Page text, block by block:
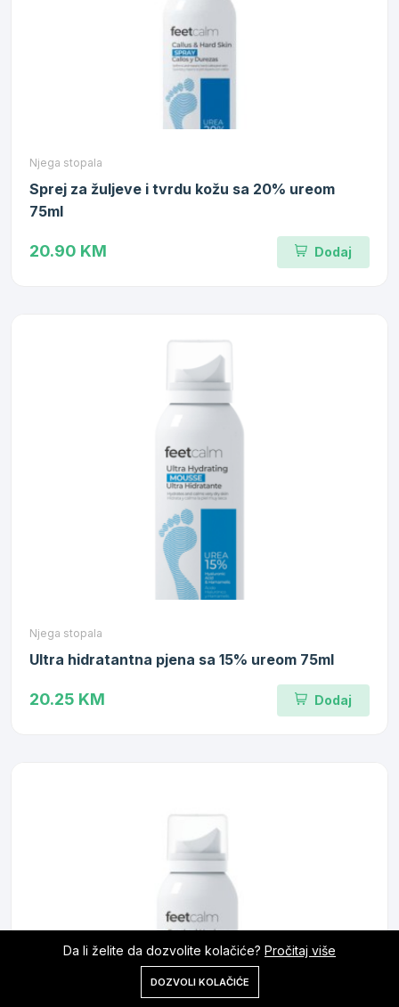
Njega stopala
Sprej za žuljeve i tvrdu kožu sa 20% ureom
75ml
20.90 KM Dodaj
Njega stopala
Ultra hidratantna pjena sa 15% ureom 75ml
20.25 KM Dodaj
Korpa
Da li želite da dozvolite kolačiće? Pročitaj više
DOZVOLI KOLAČIĆE